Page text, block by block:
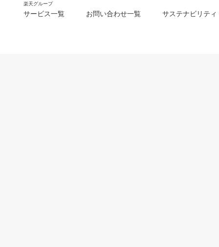
楽天グループ
サービス一覧 お問い合わせ一覧 サステナビリティ